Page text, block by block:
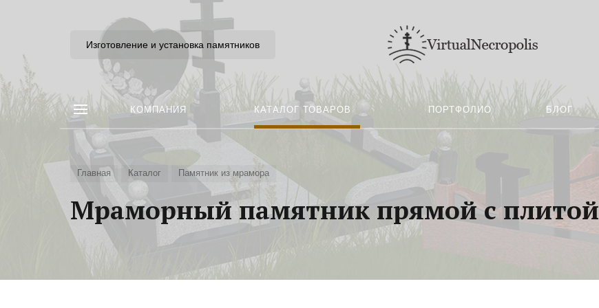
Изготовление и установка памятников
КОМПАНИЯ КАТАЛОГ ТОВАРОВ ПОРТФОЛИО БЛОГ
Главная Каталог Памятник из мрамора
Мраморный памятник прямой с плитой